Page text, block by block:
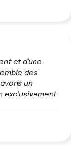
et d'une
des
un
exclusivement